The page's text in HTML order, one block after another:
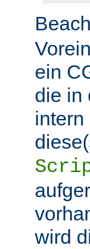
ein
die in
wird